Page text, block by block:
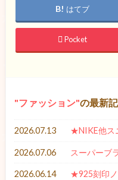
はてブ
Pocket
ファッション の最新
2026.07.13 ★NIKE他ス
2026.07.06 スーパーブ
2026.06.14
★925刻印ノ